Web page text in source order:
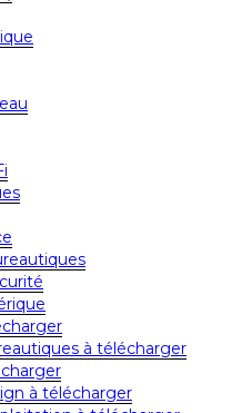
à télécharger
à télécharger